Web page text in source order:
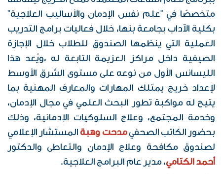
متخصصًا في "علم نفس الإدمان والأساليب العلاجية"
بكلية الآداب بجامعة بنها، خلال فعاليات برامج التدريب
العملية التي ينظمها الصندوق للطلاب خلال الإجازة
الصيفية داخل مراكز العزيمة التابعة له ،ويُعد هذا
الليسانس الأول من نوعه على مستوى الشرق الأوسط
لإعداد خريج يمتلك المهارات والمعارف المهنية بما
يتيح له مواكبة تطور البحث العلمي في مجال الإدمان،
وخدمة المجتمع، وعلاج السلوكيات الإدمانية، وذلك
بحضور الكاتب الصحفيمدحت وهبة المستشار الإعلامي
لصندوق مكافحة وعلاج الإدمان والتعاطى والدكتور
أحمد الكتامي، مدير عام البرامج العلاجية.